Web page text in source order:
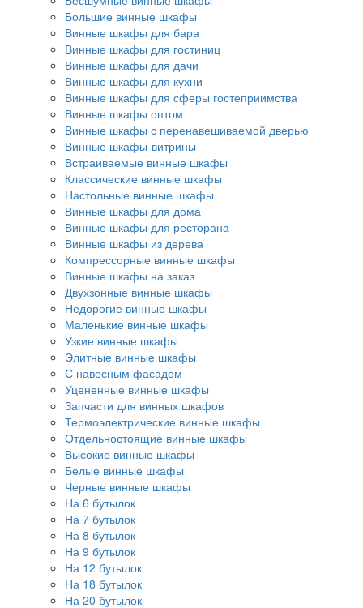
Большие винные шкафы
Винные шкафы для бара
Винные шкафы для гостиниц
Винные шкафы для дачи
Винные шкафы для кухни
Винные шкафы для сферы гостеприимства
Винные шкафы оптом
Винные шкафы с перенавешиваемой дверью
Винные шкафы-витрины
Встраиваемые винные шкафы
Классические винные шкафы
Настольные винные шкафы
Винные шкафы для дома
Винные шкафы для ресторана
Винные шкафы из дерева
Компрессорные винные шкафы
Винные шкафы на заказ
Двухзонные винные шкафы
Недорогие винные шкафы
Маленькие винные шкафы
Узкие винные шкафы
Элитные винные шкафы
С навесным фасадом
Уцененные винные шкафы
Запчасти для винных шкафов
Термоэлектрические винные шкафы
Отдельностоящие винные шкафы
Высокие винные шкафы
Белые винные шкафы
Черные винные шкафы
На 6 бутылок
На 7 бутылок
На 8 бутылок
На 9 бутылок
На 12 бутылок
На 18 бутылок
На 20 бутылок